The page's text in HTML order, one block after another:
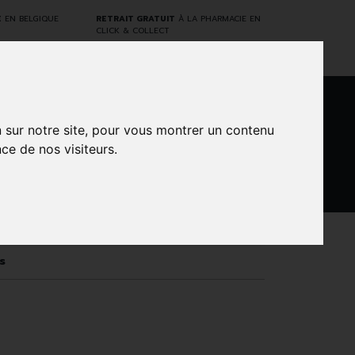
notre site, pour vous montrer un contenu
de nos visiteurs.
EN BELGIQUE
RETRAIT GRATUIT À LA PHARMACIE EN
CLICK & COLLECT
0